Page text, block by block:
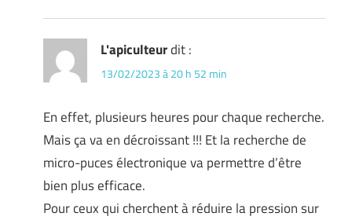
L'apiculteurdit :
13/02/2023 à 20 h 52 min
En effet, plusieurs heures pour chaque recherche.
Mais ça va en décroissant !!! Et la recherche de
micro-puces électronique va permettre d’être
bien plus efficace.
Pour ceux qui cherchent à réduire la pression sur